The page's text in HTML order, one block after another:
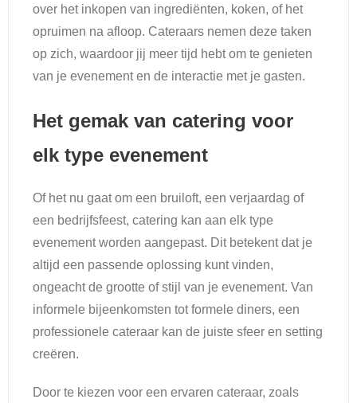
over het inkopen van ingrediënten, koken, of het
opruimen na afloop. Cateraars nemen deze taken
op zich, waardoor jij meer tijd hebt om te genieten
van je evenement en de interactie met je gasten.
Het gemak van catering voor
elk type evenement
Of het nu gaat om een bruiloft, een verjaardag of
een bedrijfsfeest, catering kan aan elk type
evenement worden aangepast. Dit betekent dat je
altijd een passende oplossing kunt vinden,
ongeacht de grootte of stijl van je evenement. Van
informele bijeenkomsten tot formele diners, een
professionele cateraar kan de juiste sfeer en setting
creëren.
Door te kiezen voor een ervaren cateraar, zoals